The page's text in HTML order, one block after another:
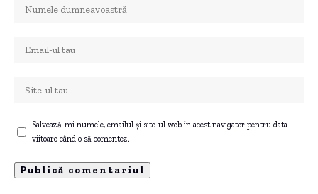
Salvează-mi numele, emailul și site-ul web în acest navigator pentru data
viitoare când o să comentez.